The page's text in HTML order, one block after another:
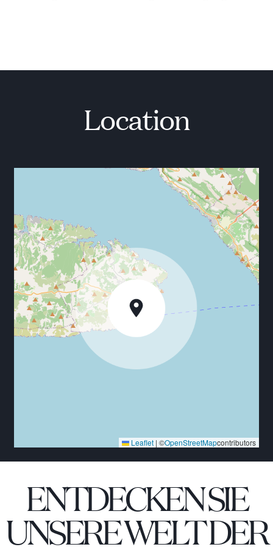
Meerblick verbunden sind.
STANDORT DETAILS
Es ist eine 5-minütige Fahrt zum nächsten
fünf Minuten entfernt und bietet eine schöne
Architektur, kleine Geschäfte und Cafés sowie ein
Entfernung zum Meer: 10m
Entfernung vom Strand: 10m
Entfernung zum Stadtzentrum: 2km
Nächstes Geschäft: 2km
Nächstes Restaurant: 2km
Nächster Flughafen: 12km - Brac
Yachthafen: 3km
Location
Leaflet | ©OpenStreetMapcontributors
ENTDECKEN SIE
UNSERE WELT DER